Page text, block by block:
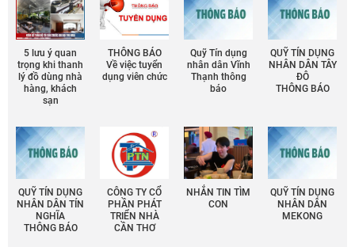
5 lưu ý quan
trọng khi thanh
lý đồ dùng nhà
hàng, khách
sạn
THÔNG BÁO
Về việc tuyển
dụng viên chức
Quỹ Tín dụng
nhân dân Vĩnh
Thạnh thông
báo
QUỸ TÍN DỤNG
NHÂN DÂN TÂY
ĐÔ
THÔNG BÁO
QUỸ TÍN DỤNG
NHÂN DÂN TÍN
NGHĨA
THÔNG BÁO
CÔNG TY CỔ
PHẦN PHÁT
TRIỂN NHÀ
CẦN THƠ
NHẮN TIN TÌM
CON
QUỸ TÍN DỤNG
NHÂN DÂN
MEKONG